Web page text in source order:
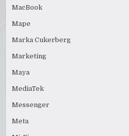
MacBook
Mape
Marka Cukerberg
Marketing
Maya
MediaTek
Messenger
Meta